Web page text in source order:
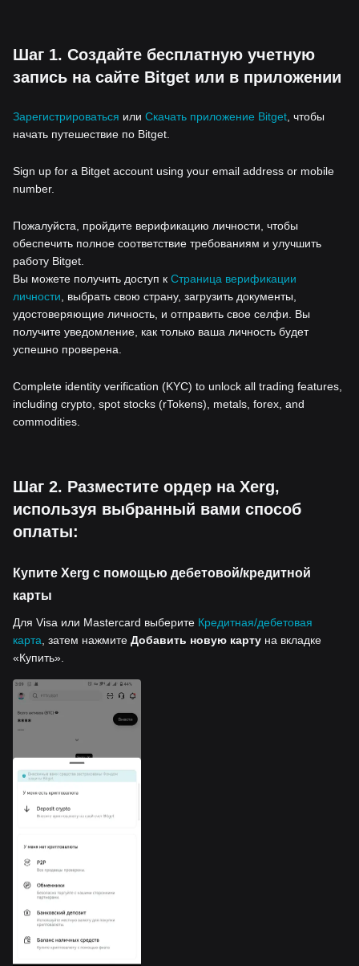
Шаг 1. Создайте бесплатную учетную
запись на сайте Bitget или в приложении
Зарегистрироваться или Скачать приложение Bitget , чтобы
начать путешествие по Bitget.
Sign up for a Bitget account using your email address or mobile
number.
Пожалуйста, пройдите верификацию личности, чтобы
обеспечить полное соответствие требованиям и улучшить
работу Bitget.
Вы можете получить доступ к Страница верификации
личности , выбрать свою страну, загрузить документы,
удостоверяющие личность, и отправить свое селфи. Вы
получите уведомление, как только ваша личность будет
успешно проверена.
Complete identity verification (KYC) to unlock all trading features,
including crypto, spot stocks (rTokens), metals, forex, and
commodities.
Шаг 2. Разместите ордер на Xerg,
используя выбранный вами способ
оплаты:
Купите Xerg с помощью дебетовой/кредитной
карты
Для Visa или Mastercard выберите Кредитная/дебетовая
карта , затем нажмите Добавить новую карту на вкладке
«Купить».